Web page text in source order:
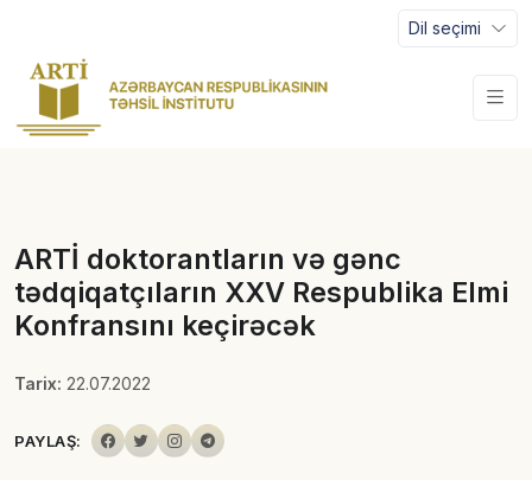
Dil seçimi
ARTİ doktorantların və gənc
tədqiqatçıların XXV Respublika Elmi
Konfransını keçirəcək
Tarix: 22.07.2022
PAYLAŞ: